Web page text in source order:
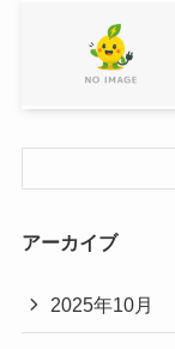
アーカイブ
2025年10月